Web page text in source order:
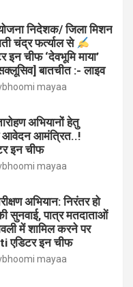
निदेशक/ जिला मिशन
चंद्र फर्त्याल से
चीफ ‘देवभूमि माया’
बातचीत :- लाइव
mayaa
अभियानों हेतु
आवेदन आमंत्रित..!
इन चीफ
mayaa
अभियान: निरंतर हो
सुनवाई, पात्र मतदाताओं
में शामिल करने पर
एडिटर इन चीफ
mayaa